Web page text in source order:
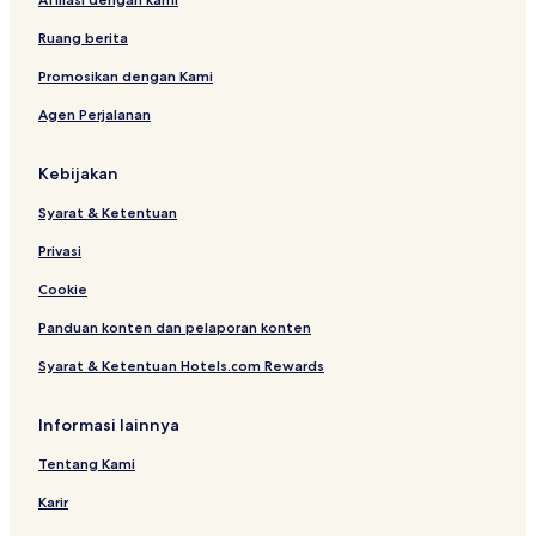
c
t
i
o
s
t
h
o
s
Ruang berita
Promosikan dengan Kami
Agen Perjalanan
Kebijakan
Syarat & Ketentuan
Privasi
Cookie
Panduan konten dan pelaporan konten
Syarat & Ketentuan Hotels.com Rewards
Informasi lainnya
Tentang Kami
Karir